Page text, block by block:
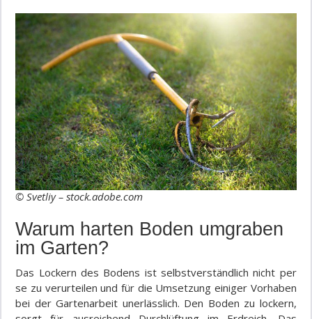
© Svetliy – stock.adobe.com
Warum harten Boden umgraben
im Garten?
Das Lockern des Bodens ist selbstverständlich nicht per
se zu verurteilen und für die Umsetzung einiger Vorhaben
bei der Gartenarbeit unerlässlich. Den Boden zu lockern,